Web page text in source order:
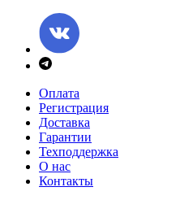
Оплата
Регистрация
Доставка
Гарантии
Техподдержка
О нас
Контакты